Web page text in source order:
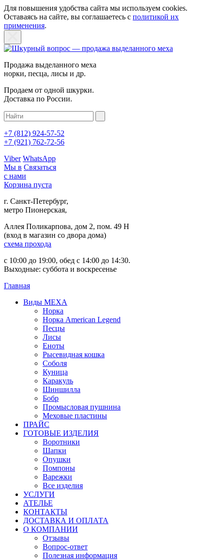
Для повышения удобства сайта мы используем cookies.
Оставаясь на сайте, вы соглашаетесь с политикой их
применения.
Продажа выделанного меха
норки, песца, лисы и др.
Продаем от одной шкурки.
Доставка по России.
+7 (812) 924-57-52
+7 (921) 762-72-56
Viber WhatsApp
Мы в Связаться
с нами
Корзина пуста
г. Санкт-Петербург,
метро Пионерская,
Аллея Поликарпова, дом 2, пом. 49 Н
(вход в магазин со двора дома)
схема прохода
с 10:00 до 19:00, обед с 14:00 до 14:30.
Выходные: суббота и воскресенье
Главная
Виды МЕХА
Норка
Норка American Legend
Песцы
Лисы
Еноты
Рысевидная кошка
Соболя
Куница
Каракуль
Шиншилла
Бобр
Промысловая пушнина
Меховые пластины
ПРАЙС
ГОТОВЫЕ ИЗДЕЛИЯ
Воротники
Шапки
Опушки
Помпоны
Варежки
Все изделия
УСЛУГИ
АТЕЛЬЕ
КОНТАКТЫ
ДОСТАВКА И ОПЛАТА
О КОМПАНИИ
Отзывы
Вопрос-ответ
Полезная информация